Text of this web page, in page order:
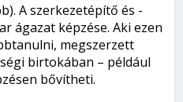
A szerkezetépítő és -
ágazat képzése. Aki ezen
megszerzett
birtokában – például
bővítheti.